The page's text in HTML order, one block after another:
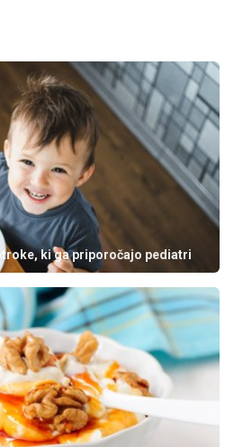
ki ga priporočajo pediatri